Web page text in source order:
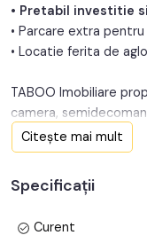
• Pretabil investitie
• Parcare extra
• Locatie ferita de
TABOO Imobiliare
camera,
Terezian, aflata la
de inaltime pe Parter
de 20 mp.
Garsoniera este
Citește mai mult
Specificații
Curent